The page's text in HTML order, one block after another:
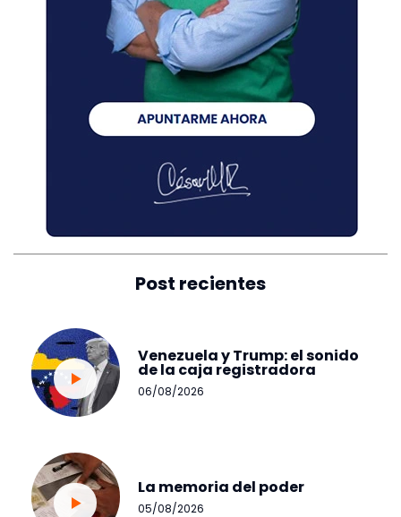
Post recientes
Venezuela y Trump: el sonido
de la caja registradora
06/08/2026
La memoria del poder
05/08/2026